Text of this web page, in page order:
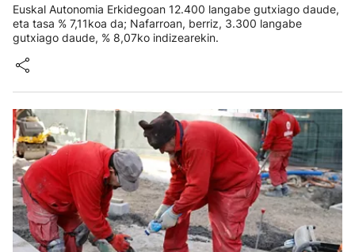
Euskal Autonomia Erkidegoan 12.400 langabe gutxiago daude,
eta tasa % 7,11koa da; Nafarroan, berriz, 3.300 langabe
gutxiago daude, % 8,07ko indizearekin.